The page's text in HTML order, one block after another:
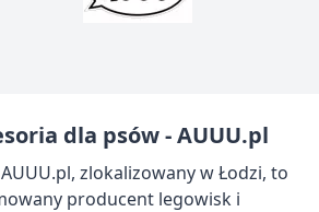
dla psów - AUUU.pl
zlokalizowany w Łodzi, to
producent legowisk i